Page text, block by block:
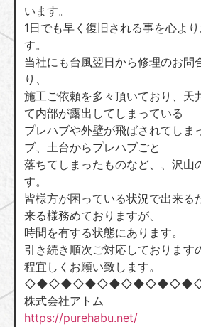
います。
1日でも早く復旧される事を心よ
す。
当社にも台風翌日から修理のお問
り、
施工ご依頼を多々頂いており、天
て内部が露出してしまっている
プレハブや外壁が飛ばされてしま
ブ、土台からプレハブごと
落ちてしまったものなど、、沢山
す。
皆様方が困っている状況で出来る
来る様務めておりますが、
時間を有する状態にあります。
引き続き順次ご対応しております
程宜しくお願い致します。
株式会社アトム
https://purehabu.net/